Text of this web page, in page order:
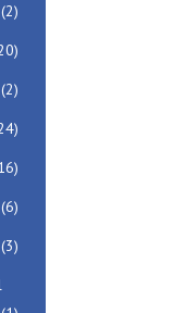
(2)
(2)
(6)
(3)